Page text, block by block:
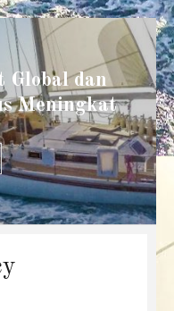
Global dan
Meningkat